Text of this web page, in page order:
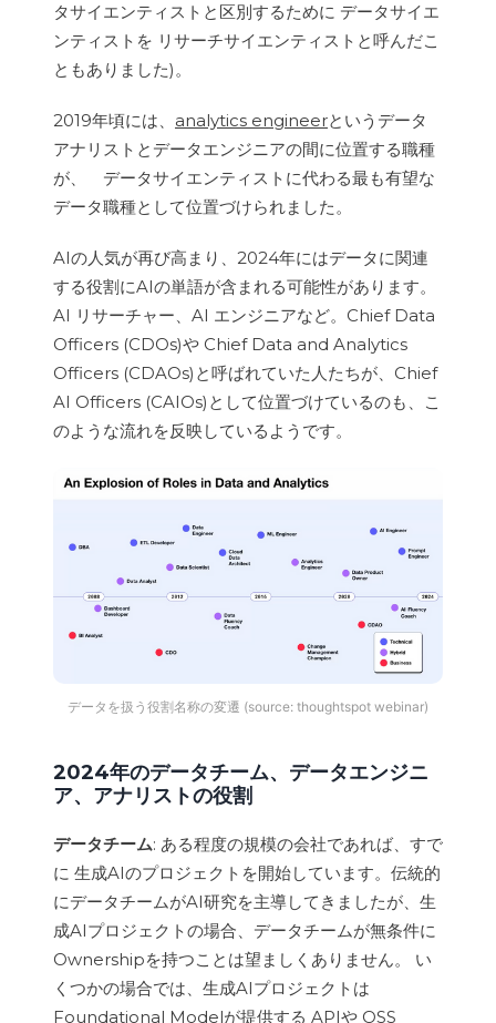
タサイエンティストと区別するために データサイエ
ンティストを リサーチサイエンティストと呼んだこ
ともありました)。
2019年頃には、 analytics engineerというデータ
アナリストとデータエンジニアの間に位置する職種
が、 データサイエンティストに代わる最も有望な
データ職種として位置づけられました。
AIの人気が再び高まり、2024年にはデータに関連
する役割にAIの単語が含まれる可能性があります。
AI リサーチャー、AI エンジニアなど。Chief Data
Officers (CDOs)や Chief Data and Analytics
Officers (CDAOs)と呼ばれていた人たちが、Chief
AI Officers (CAIOs)として位置づけているのも、こ
のような流れを反映しているようです。
データを扱う役割​名称の変遷 (source: thoughtspot webinar)
2024年のデータチーム、データエンジニ
ア、アナリストの役割
データチーム: ある程度の規模の会社であれば、すで
に 生成AIのプロジェクトを開始しています。伝統的
にデータチームがAI研究を主導してきましたが、生
成AIプロジェクトの場合、データチームが無条件に
Ownershipを持つことは望ましくありません。 い
くつかの場合では、生成AIプロジェクトは
Foundational Modelが提供する APIや OSS